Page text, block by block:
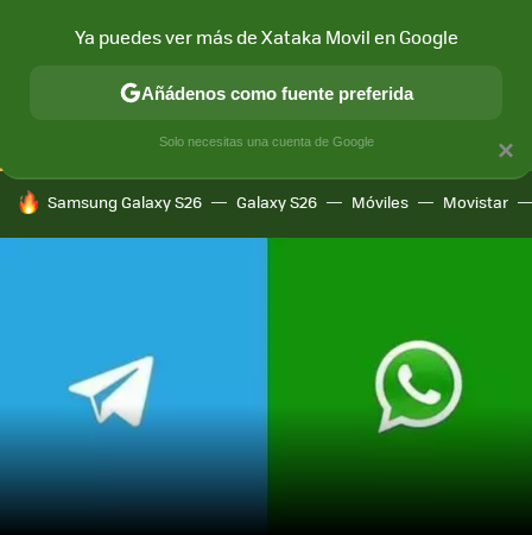
CONECTIVIDAD MÓVIL Y SOCIEDAD APLICACIONES
HOY SE HABLA DE
Samsung Galaxy S26 Galaxy S26 Móviles Movistar
×
Ya puedes ver más de Xataka Movil en Google
Añádenos como fuente preferida
Solo necesitas una cuenta de Google